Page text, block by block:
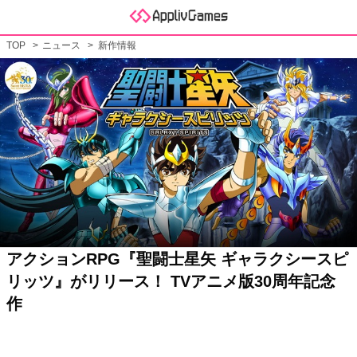
TOP ニュース 新作情報
アクションRPG『聖闘士星矢 ギャラクシースピ
リッツ』がリリース！ TVアニメ版30周年記念
作